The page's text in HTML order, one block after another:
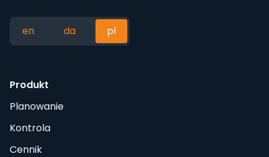
en da pl
Produkt
Planowanie
Kontrola
Cennik